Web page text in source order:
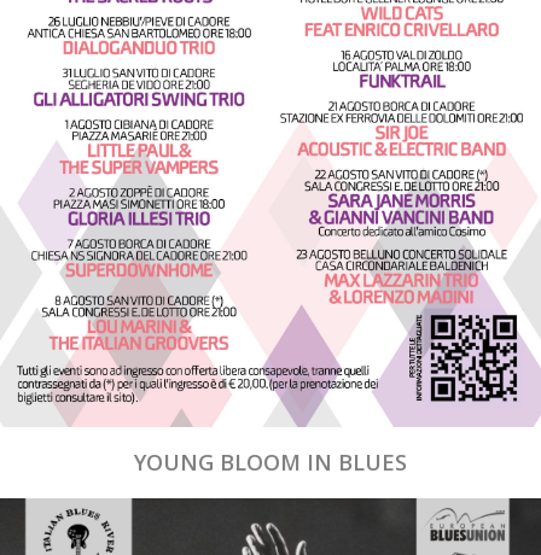
YOUNG BLOOM IN BLUES